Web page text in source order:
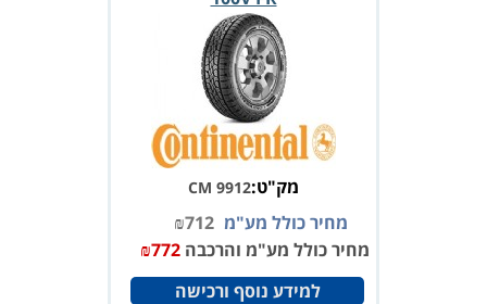
מק"ט:CM 9912
מחיר כולל מע"מ ₪712
מחיר כולל מע"מ והרכבה
₪772
למידע נוסף ורכישה